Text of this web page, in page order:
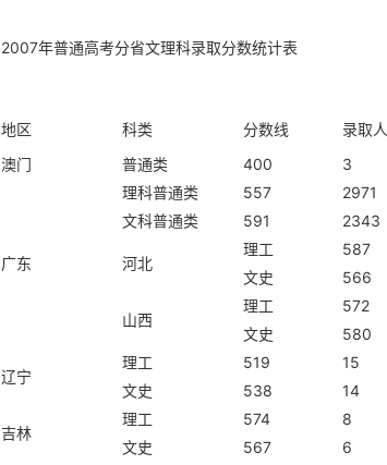
2007年普通高考分省文理科录取分数统计表
地区 科类 分数线 录取
澳门 普通类 400 3
广东
理科普通类 557 2971
文科普通类 591 2343
河北
理工 587
文史 566
山西
理工 572
文史 580
辽宁
理工 519 15
文史 538 14
吉林
理工 574 8
文史 567 6